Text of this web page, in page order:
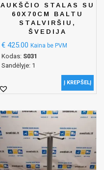
AUKŠČIO STALAS SU
60X70CM BALTU
STALVIRŠIU,
ŠVEDIJA
€ 425.00 Kaina be PVM
Kodas: S031
Sandėlyje: 1
Į KREPŠELĮ